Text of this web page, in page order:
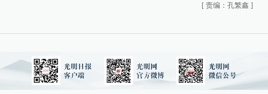
[ 责编：孔繁鑫 ]